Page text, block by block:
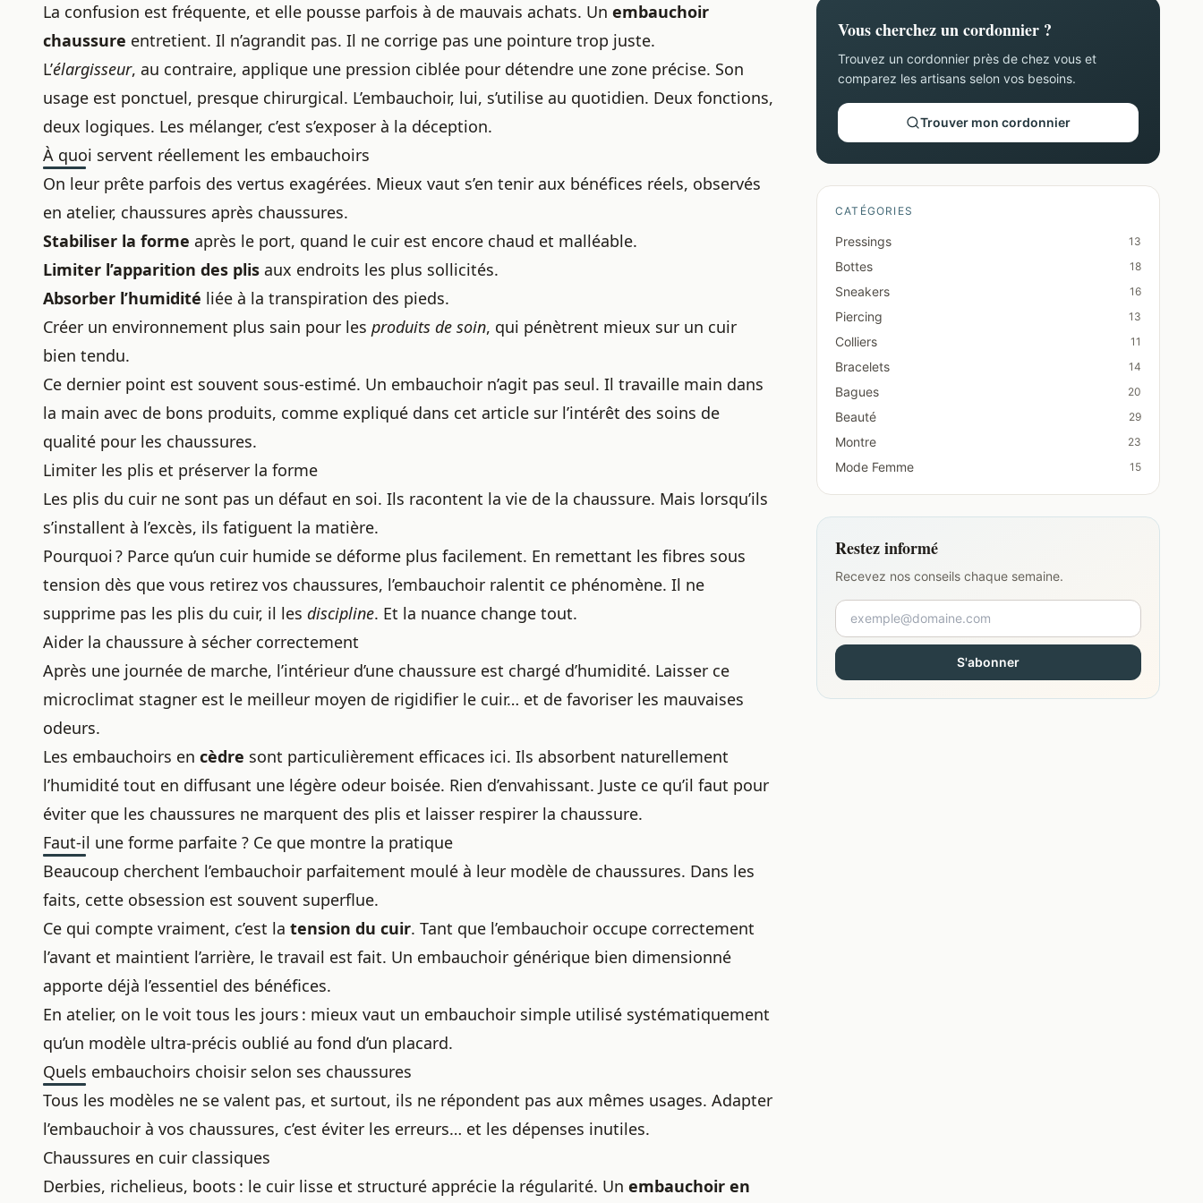
La confusion est fréquente, et elle pousse parfois à de mauvais achats. Un embauchoir
chaussure entretient. Il n’agrandit pas. Il ne corrige pas une pointure trop juste.
L’élargisseur, au contraire, applique une pression ciblée pour détendre une zone précise. Son
usage est ponctuel, presque chirurgical. L’embauchoir, lui, s’utilise au quotidien. Deux fonctions,
deux logiques. Les mélanger, c’est s’exposer à la déception.
À quoi servent réellement les embauchoirs
On leur prête parfois des vertus exagérées. Mieux vaut s’en tenir aux bénéfices réels, observés
en atelier, chaussures après chaussures.
Stabiliser la forme après le port, quand le cuir est encore chaud et malléable.
Limiter l’apparition des plis aux endroits les plus sollicités.
Absorber l’humidité liée à la transpiration des pieds.
Créer un environnement plus sain pour les produits de soin, qui pénètrent mieux sur un cuir
bien tendu.
Ce dernier point est souvent sous-estimé. Un embauchoir n’agit pas seul. Il travaille main dans
la main avec de bons produits, comme expliqué dans cet article sur l’intérêt des soins de
qualité pour les chaussures.
Limiter les plis et préserver la forme
Les plis du cuir ne sont pas un défaut en soi. Ils racontent la vie de la chaussure. Mais lorsqu’ils
s’installent à l’excès, ils fatiguent la matière.
Pourquoi ? Parce qu’un cuir humide se déforme plus facilement. En remettant les fibres sous
tension dès que vous retirez vos chaussures, l’embauchoir ralentit ce phénomène. Il ne
supprime pas les plis du cuir, il les discipline. Et la nuance change tout.
Aider la chaussure à sécher correctement
Après une journée de marche, l’intérieur d’une chaussure est chargé d’humidité. Laisser ce
microclimat stagner est le meilleur moyen de rigidifier le cuir… et de favoriser les mauvaises
odeurs.
Les embauchoirs en cèdre sont particulièrement efficaces ici. Ils absorbent naturellement
l’humidité tout en diffusant une légère odeur boisée. Rien d’envahissant. Juste ce qu’il faut pour
éviter que les chaussures ne marquent des plis et laisser respirer la chaussure.
Faut-il une forme parfaite ? Ce que montre la pratique
Beaucoup cherchent l’embauchoir parfaitement moulé à leur modèle de chaussures. Dans les
faits, cette obsession est souvent superflue.
Ce qui compte vraiment, c’est la tension du cuir. Tant que l’embauchoir occupe correctement
l’avant et maintient l’arrière, le travail est fait. Un embauchoir générique bien dimensionné
apporte déjà l’essentiel des bénéfices.
En atelier, on le voit tous les jours : mieux vaut un embauchoir simple utilisé systématiquement
qu’un modèle ultra-précis oublié au fond d’un placard.
Quels embauchoirs choisir selon ses chaussures
Tous les modèles ne se valent pas, et surtout, ils ne répondent pas aux mêmes usages. Adapter
l’embauchoir à vos chaussures, c’est éviter les erreurs… et les dépenses inutiles.
Chaussures en cuir classiques
Derbies, richelieus, boots : le cuir lisse et structuré apprécie la régularité. Un embauchoir en
Vous cherchez un cordonnier ?
Trouvez un cordonnier près de chez vous et
comparez les artisans selon vos besoins.
Trouver mon cordonnier
CATÉGORIES
Pressings 13
Bottes 18
Sneakers 16
Piercing 13
Colliers 11
Bracelets 14
Bagues 20
Beauté 29
Montre 23
Mode Femme 15
Restez informé
Recevez nos conseils chaque semaine.
S'abonner